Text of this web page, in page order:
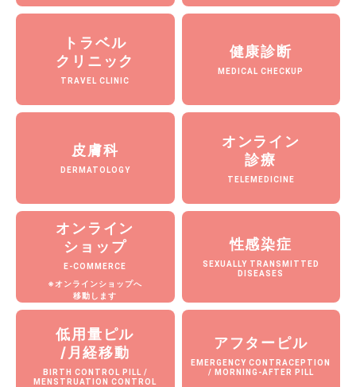
トラベル
クリニック
TRAVEL CLINIC
健康診断
MEDICAL CHECKUP
皮膚科
DERMATOLOGY
オンライン
診療
TELEMEDICINE
オンライン
ショップ
E-COMMERCE
※オンラインショップへ
移動します
性感染症
SEXUALLY TRANSMITTED
DISEASES
低用量ピル
/月経移動
BIRTH CONTROL PILL /
MENSTRUATION CONTROL
アフターピル
EMERGENCY CONTRACEPTION
/ MORNING-AFTER PILL